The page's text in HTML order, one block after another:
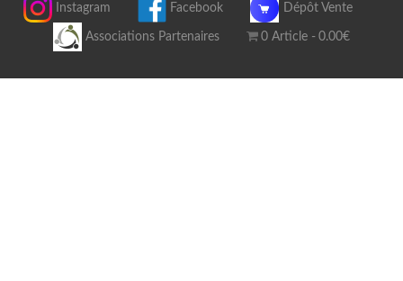
Instagram Facebook Dépôt Vente
Associations Partenaires 0 Article 0.00€